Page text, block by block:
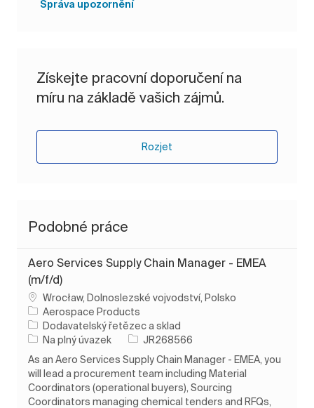
Správa upozornění
Získejte pracovní doporučení na
míru na základě vašich zájmů.
Rozjet
Podobné práce
Aero Services Supply Chain Manager - EMEA
(m/f/d)
Umístění
Wrocław, Dolnoslezské vojvodství, Polsko
Aerospace Products
Kategorie
Dodavatelský řetězec a sklad
Typ úlohy
Na plný úvazek ID úlohy
JR268566
As an Aero Services Supply Chain Manager - EMEA, you
will lead a procurement team including Material
Coordinators (operational buyers), Sourcing
Coordinators managing chemical tenders and RFQs,